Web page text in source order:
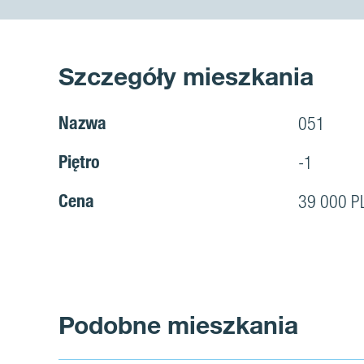
Szczegóły mieszkania
Nazwa 051
Piętro -1
Cena 39 000
Podobne mieszkania